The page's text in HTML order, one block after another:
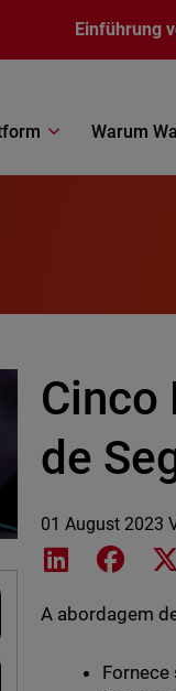
Einführung
Warum
Cinco
de
01 August 2023
Share on
A abordagem